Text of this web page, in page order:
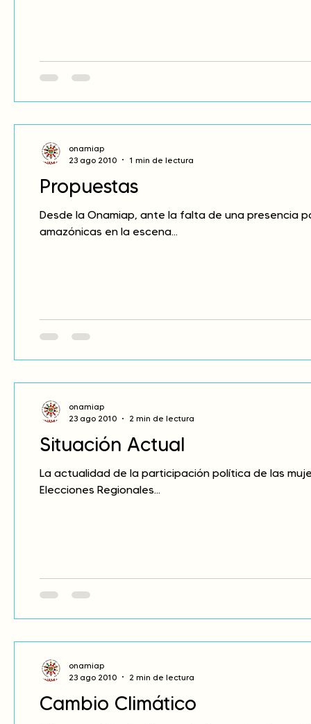
Propuestas
Desde la Onamiap, ante la falta de una presencia
amazónicas en la escena...
onamiap
23 ago 2010
1 min de lectura
Situación Actual
La actualidad de la participación política de las
Elecciones Regionales...
onamiap
23 ago 2010
2 min de lectura
Cambio Climático
onamiap
23 ago 2010
2 min de lectura